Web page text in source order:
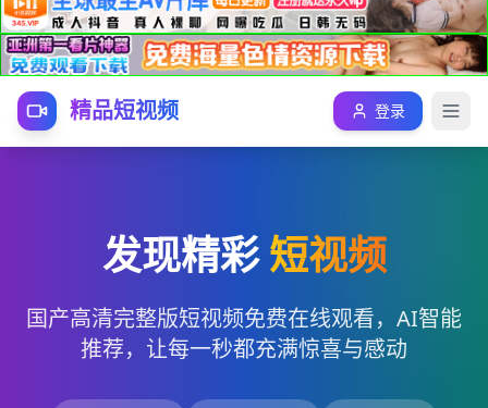
精品短视频 登录
发现精彩短视频
国产高清完整版短视频免费在线观看，AI智能
推荐，让每一秒都充满惊喜与感动